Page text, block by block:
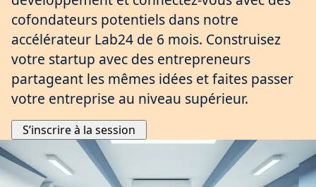
cofondateurs potentiels dans notre
accélérateur Lab24 de 6 mois. Construisez
votre startup avec des entrepreneurs
partageant les mêmes idées et faites passer
votre entreprise au niveau supérieur.
S’inscrire à la session